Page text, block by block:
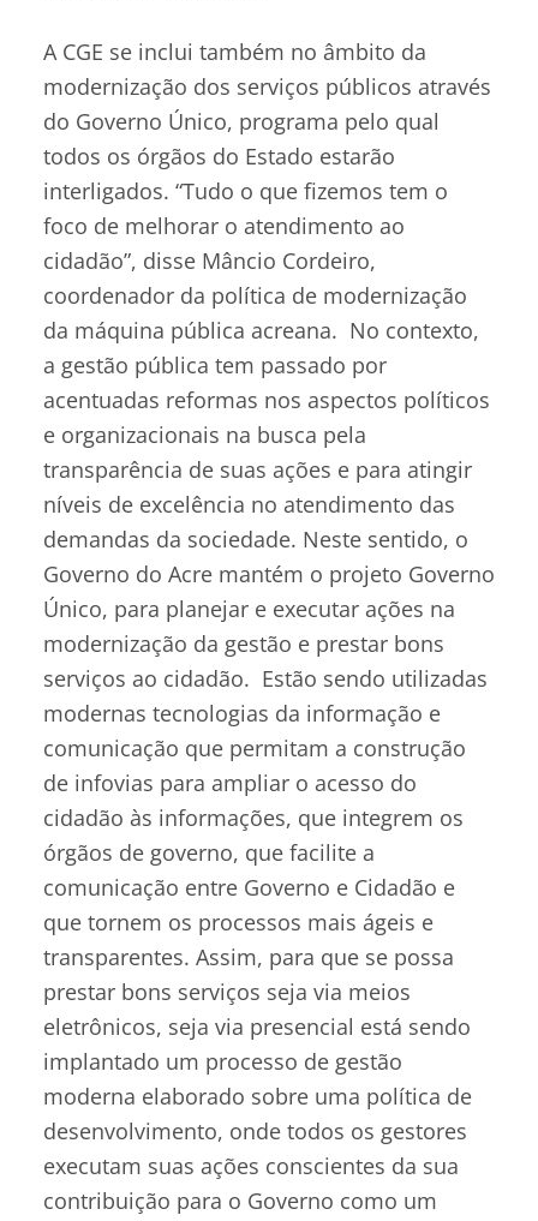
A CGE se inclui também no âmbito da
modernização dos serviços públicos através
do Governo Único, programa pelo qual
todos os órgãos do Estado estarão
interligados. “Tudo o que fizemos tem o
foco de melhorar o atendimento ao
cidadão”, disse Mâncio Cordeiro,
coordenador da política de modernização
da máquina pública acreana. No contexto,
a gestão pública tem passado por
acentuadas reformas nos aspectos políticos
e organizacionais na busca pela
transparência de suas ações e para atingir
níveis de excelência no atendimento das
demandas da sociedade. Neste sentido, o
Governo do Acre mantém o projeto Governo
Único, para planejar e executar ações na
modernização da gestão e prestar bons
serviços ao cidadão. Estão sendo utilizadas
modernas tecnologias da informação e
comunicação que permitam a construção
de infovias para ampliar o acesso do
cidadão às informações, que integrem os
órgãos de governo, que facilite a
comunicação entre Governo e Cidadão e
que tornem os processos mais ágeis e
transparentes. Assim, para que se possa
prestar bons serviços seja via meios
eletrônicos, seja via presencial está sendo
implantado um processo de gestão
moderna elaborado sobre uma política de
desenvolvimento, onde todos os gestores
executam suas ações conscientes da sua
contribuição para o Governo como um